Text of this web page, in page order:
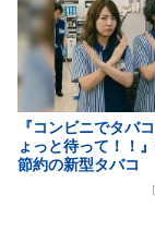
『コンビニでタバ
ょっと待って！！
節約の新型タバコ